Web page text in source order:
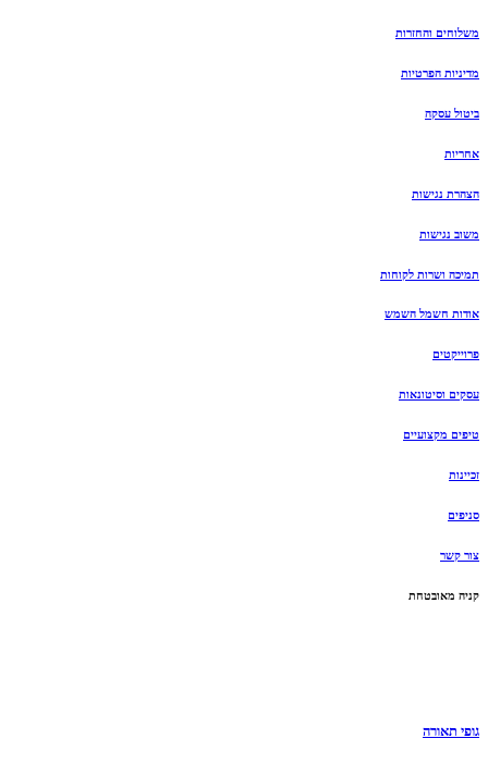
משלוחים והחזרות
מדיניות הפרטיות
ביטול עסקה
אחריות
הצהרת נגישות
משוב נגישות
תמיכה ושרות לקוחות
אודות חשמל השמש
פרוייקטים
עסקים וסיטונאות
טיפים מקצועיים
זכיינות
סניפים
צור קשר
קניה מאובטחת
גופי תאורה